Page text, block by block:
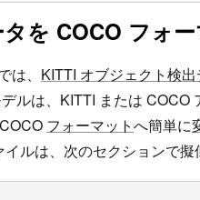
を COCO フォ
、 KITTI オブジェクト検出
ルは、KITTI または COCO
フォーマットへ簡単に
ルは、次のセクションで擬